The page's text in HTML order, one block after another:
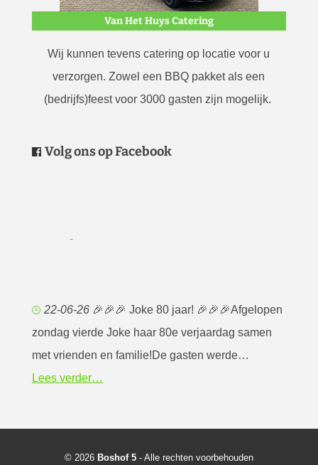
Van Het Huys Catering
Wij kunnen tevens catering op locatie voor u
verzorgen. Zowel een BBQ pakket als een
(bedrijfs)feest voor 3000 gasten zijn mogelijk.
Volg ons op Facebook
22-06-26🎉🎉🎉 Joke 80 jaar! 🎉🎉🎉Afgelopen
zondag vierde Joke haar 80e verjaardag samen
met vrienden en familie!De gasten werde…
Lees verder…
© 2026 Boshof 5- Alle rechten voorbehouden